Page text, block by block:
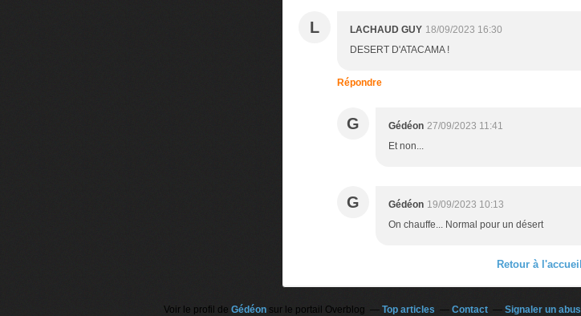
L LACHAUD GUY 18/09/2023 16:30
DESERT D'ATACAMA !
Répondre
G Gédéon 27/09/2023 11:41
Et non...
G Gédéon 19/09/2023 10:13
On chauffe... Normal pour un désert
Retour à l'accueil
Voir le profil de Gédéonsur le portail Overblog Top articles Contact Signaler un abus